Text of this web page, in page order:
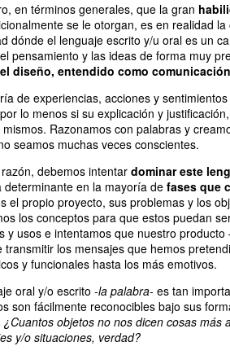
en términos generales, que la gran
se le otorgan, es en realidad la
dónde el lenguaje escrito y/u oral es un
pensamiento y las ideas de forma muy
el diseño, entendido como
de experiencias, acciones y
lo menos si su explicación y
mismos. Razonamos con palabras y
seamos muchas veces conscientes.
debemos intentardominar este
determinante en la mayoría de fases que
el propio proyecto, sus problemas y los
los conceptos para que estos puedan
y usos e intentamos que nuestro producto
transmitir los mensajes que hemos
y funcionales hasta los más emotivos.
oral y/o escrito -la palabra- es tan
son fácilmente reconocibles bajo sus
¿Cuantos objetos no nos dicen cosas más
y/o situaciones, verdad?